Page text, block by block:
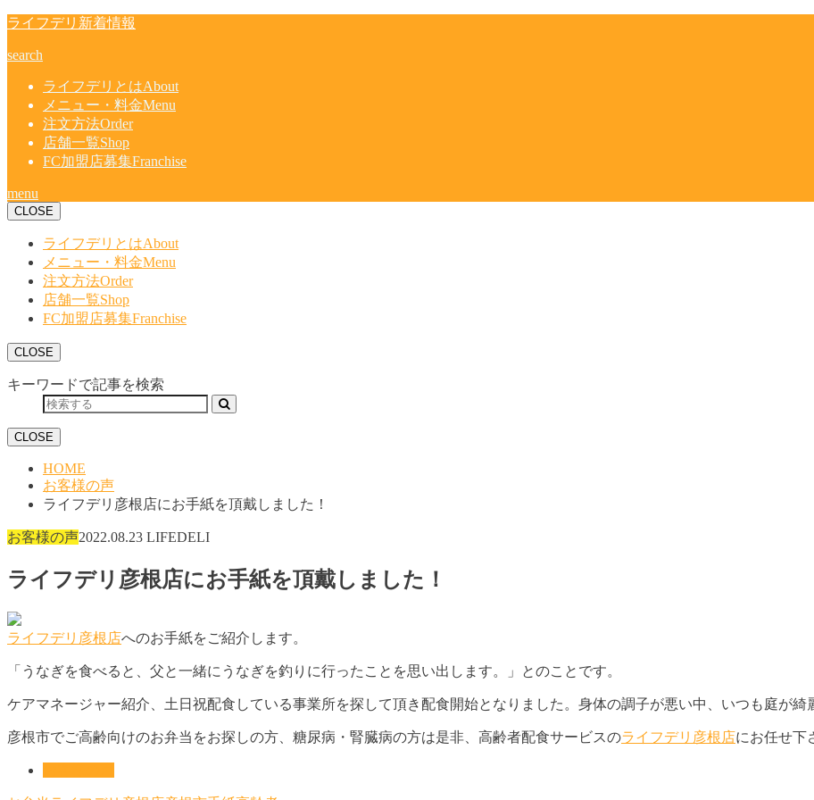
ライフデリ新着情報
search
ライフデリとはAbout
メニュー・料金Menu
注文方法Order
店舗一覧Shop
FC加盟店募集Franchise
menu
CLOSE
ライフデリとはAbout
メニュー・料金Menu
注文方法Order
店舗一覧Shop
FC加盟店募集Franchise
CLOSE
キーワードで記事を検索
CLOSE
HOME
お客様の声
ライフデリ彦根店にお手紙を頂戴しました！
お客様の声2022.08.23 LIFEDELI
ライフデリ彦根店にお手紙を頂戴しました！
ライフデリ彦根店へのお手紙をご紹介します。
「うなぎを食べると、父と一緒にうなぎを釣りに行ったことを思い出します。」とのことです。
ケアマネージャー紹介、土日祝配食している事業所を探して頂き配食開始となりました。身体の調子が悪い中、いつも庭が綺
彦根市でご高齢向けのお弁当をお探しの方、糖尿病・腎臓病の方は是非、高齢者配食サービスのライフデリ彦根店にお任せ下